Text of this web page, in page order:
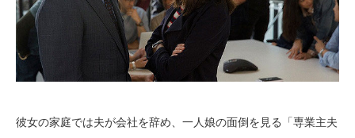
彼女の家庭では夫が会社を辞め、一人娘の面倒を見る「専業主夫